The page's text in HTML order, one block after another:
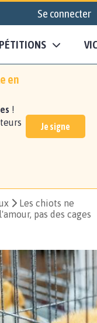
Se connecter
PÉTITIONS
en
!
Je signe
Les chiots ne
pas des cages